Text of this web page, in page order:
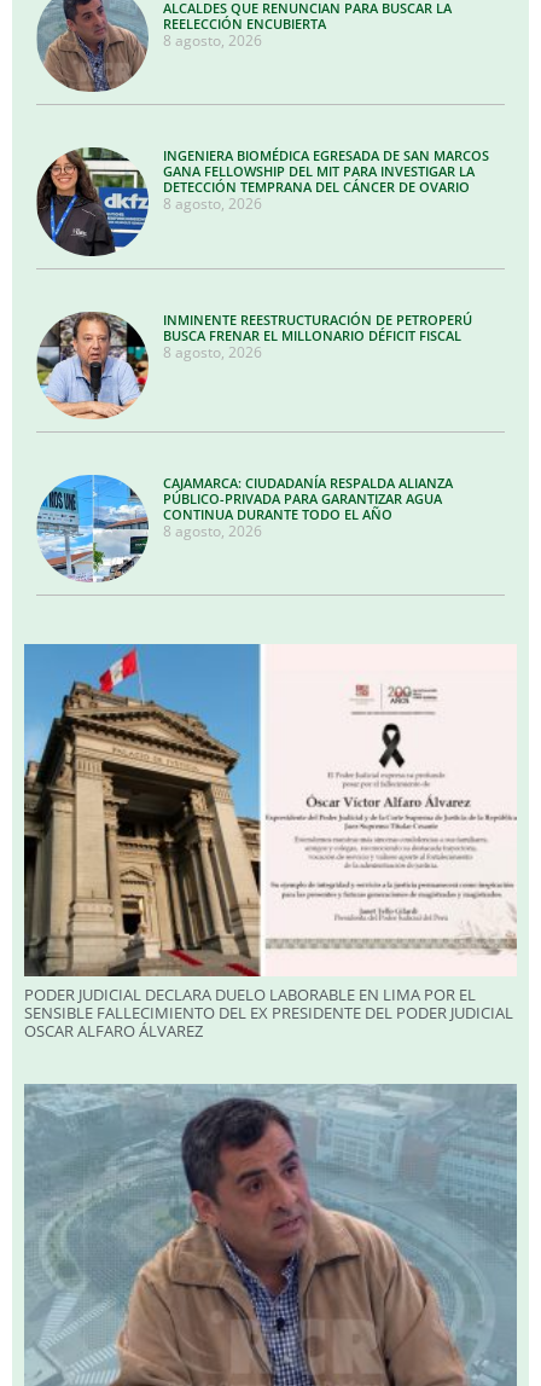
ALCALDES QUE RENUNCIAN PARA BUSCAR LA
REELECCIÓN ENCUBIERTA
8 agosto, 2026
INGENIERA BIOMÉDICA EGRESADA DE SAN MARCOS
GANA FELLOWSHIP DEL MIT PARA INVESTIGAR LA
DETECCIÓN TEMPRANA DEL CÁNCER DE OVARIO
8 agosto, 2026
INMINENTE REESTRUCTURACIÓN DE PETROPERÚ
BUSCA FRENAR EL MILLONARIO DÉFICIT FISCAL
8 agosto, 2026
CAJAMARCA: CIUDADANÍA RESPALDA ALIANZA
PÚBLICO-PRIVADA PARA GARANTIZAR AGUA
CONTINUA DURANTE TODO EL AÑO
8 agosto, 2026
PODER JUDICIAL DECLARA DUELO LABORABLE EN LIMA POR EL
SENSIBLE FALLECIMIENTO DEL EX PRESIDENTE DEL PODER JUDICIAL
OSCAR ALFARO ÁLVAREZ